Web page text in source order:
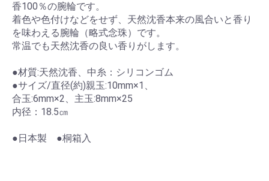
お買い物を続ける カートへ進む
香100％の腕輪です。
着色や色付けなどをせず、天然沈香本来の風合いと香り
を味わえる腕輪（略式念珠）です。
常温でも天然沈香の良い香りがします。
●材質:天然沈香、中糸：シリコンゴム
●サイズ/直径(約)親玉:10mm×1、
合玉:6mm×2、主玉:8mm×25
内径：18.5㎝
●日本製 ●桐箱入